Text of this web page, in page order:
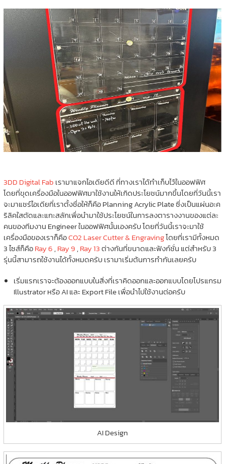
3DD Digital Fab เรามาแจกไอเดียดีดี ที่ทางเราได้ทำเก็บไว้ในออฟฟิศ
โดยที่ขุดเครื่องมือในออฟฟิศมาใช้งานให้เกิดประโยชน์มากขึ้นโดยที่วันนี้เรา
จะมาแชร์ไอเดียที่เราตั้งชื่อให้ก็คือ Planning Acrylic Plate ซึ่งเป็นแผ่นอะค
ริลิคใสตัดและแกะสลักเพื่อนำมาใช้ประโยชน์ในการลงตารางงานของแต่ละ
คนของทีมงาน Engineer ในออฟฟิศนั้นเองครับ โดยที่วันนี้เราจะมาใช้
เครื่องมือของเราก็คือCO2 Laser Cutter & Engravingโดยที่เรามีทั้งหมด
3 ไซส์ก็คือRay 6 ,Ray 9 ,Ray 13ต่างกันที่ขนาดและฟังก์ชั่น แต่สำหรับ 3
รุ่นนี้สามารถใช้งานได้ทั้งหมดครับ เรามาเริ่มต้นการทำกันเลยครับ
เริ่มแรกเราจะต้องออกแบบในสิ่งที่เราคิดออกและออกแบบโดยโปรแกรม
Illustrator หรือ AI และ Export File เพื่อนำไปใช้งานต่อครับ
AI Design